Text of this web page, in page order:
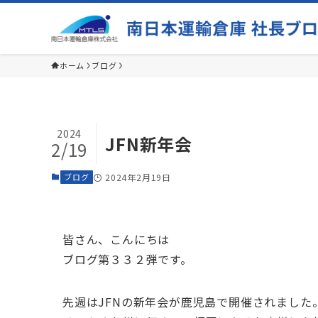
ホーム ブログ
JFN新年会
2024
2/19
ブログ 2024年2月19日
皆さん、こんにちは
ブログ第３３２弾です。
先週はJFNの新年会が鹿児島で開催されました